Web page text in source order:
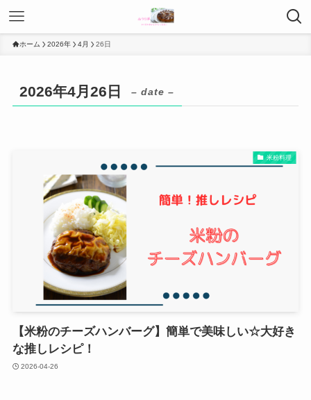
ホーム 2026年 4月 26日
2026年4月26日 – date –
米粉料理
【米粉のチーズハンバーグ】簡単で美味しい☆大好き
な推しレシピ！
2026-04-26